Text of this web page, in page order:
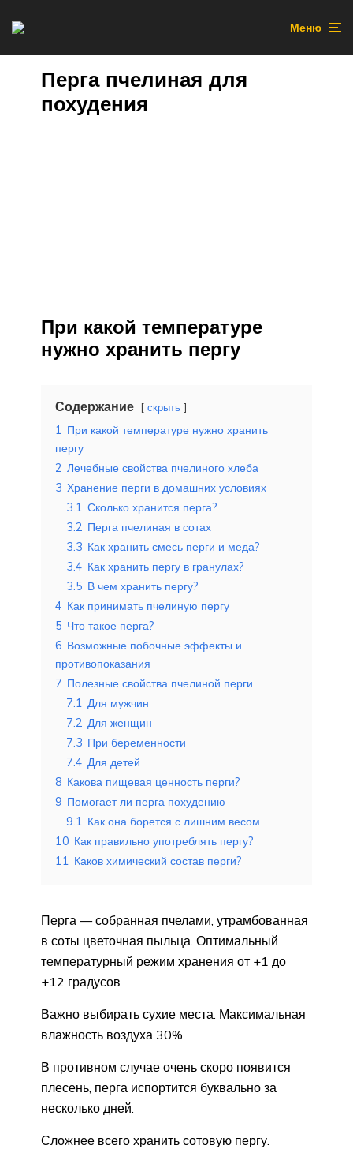
Меню
Перга пчелиная для
похудения
При какой температуре
нужно хранить пергу
Содержание скрыть
1 При какой температуре нужно хранить
пергу
2 Лечебные свойства пчелиного хлеба
3 Хранение перги в домашних условиях
3.1 Сколько хранится перга?
3.2 Перга пчелиная в сотах
3.3 Как хранить смесь перги и меда?
3.4 Как хранить пергу в гранулах?
3.5 В чем хранить пергу?
4 Как принимать пчелиную пергу
5 Что такое перга?
6 Возможные побочные эффекты и
противопоказания
7 Полезные свойства пчелиной перги
7.1 Для мужчин
7.2 Для женщин
7.3 При беременности
7.4 Для детей
8 Какова пищевая ценность перги?
9 Помогает ли перга похудению
9.1 Как она борется с лишним весом
10 Как правильно употреблять пергу?
11 Каков химический состав перги?
Перга — собранная пчелами, утрамбованная
в соты цветочная пыльца. Оптимальный
температурный режим хранения от +1 до
+12 градусов
Важно выбирать сухие места. Максимальная
влажность воздуха 30%
В противном случае очень скоро появится
плесень, перга испортится буквально за
несколько дней.
Сложнее всего хранить сотовую пергу.